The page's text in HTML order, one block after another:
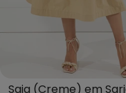
Saia (Creme) em